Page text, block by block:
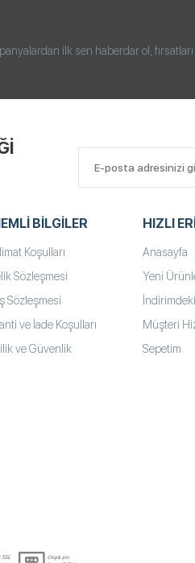
ilk sen haberdar ol, fırsatları
BILGILER
Koşulları
Sözleşmesi
Sözleşmesi
ve İade Koşulları
ve Güvenlik
HIZLI
Anasayfa
Yeni
Müşteri
Sepetim